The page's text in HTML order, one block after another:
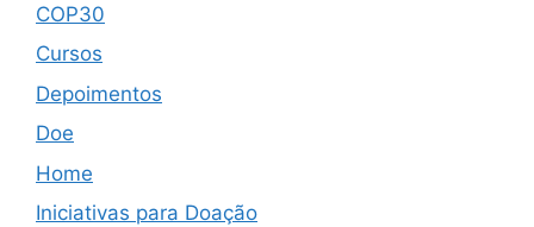
COP30
Cursos
Depoimentos
Doe
Home
Iniciativas para Doação